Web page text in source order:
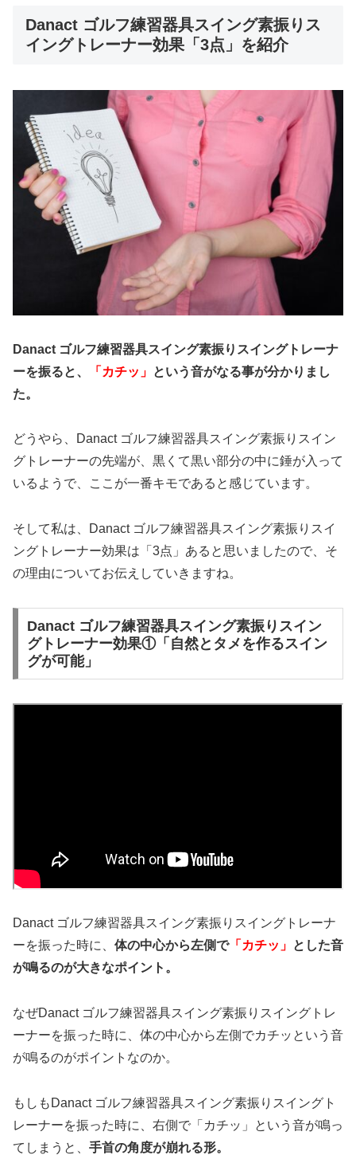
Danact ゴルフ練習器具スイング素振りス
イングトレーナー効果「3点」を紹介
Danact ゴルフ練習器具スイング素振りスイングトレーナ
ーを振ると、
「カチッ」 という音がなる事が分かりまし
た。
どうやら、Danact ゴルフ練習器具スイング素振りスイン
グトレーナーの先端が、黒くて黒い部分の中に錘が入って
いるようで、ここが一番キモであると感じています。
そして私は、Danact ゴルフ練習器具スイング素振りスイ
ングトレーナー効果は「3点」あると思いましたので、そ
の理由についてお伝えしていきますね。
Danact ゴルフ練習器具スイング素振りスイン
グトレーナー効果①「自然とタメを作るスイン
グが可能」
Danact ゴルフ練習器具スイング素振りスイングトレーナ
ーを振った時に、 体の中心から左側で「カチッ」 とした音
が鳴るのが大きなポイント。
なぜDanact ゴルフ練習器具スイング素振りスイングトレ
ーナーを振った時に、体の中心から左側でカチッという音
が鳴るのがポイントなのか。
もしもDanact ゴルフ練習器具スイング素振りスイングト
レーナーを振った時に、右側で「カチッ」という音が鳴っ
てしまうと、 手首の角度が崩れる形。